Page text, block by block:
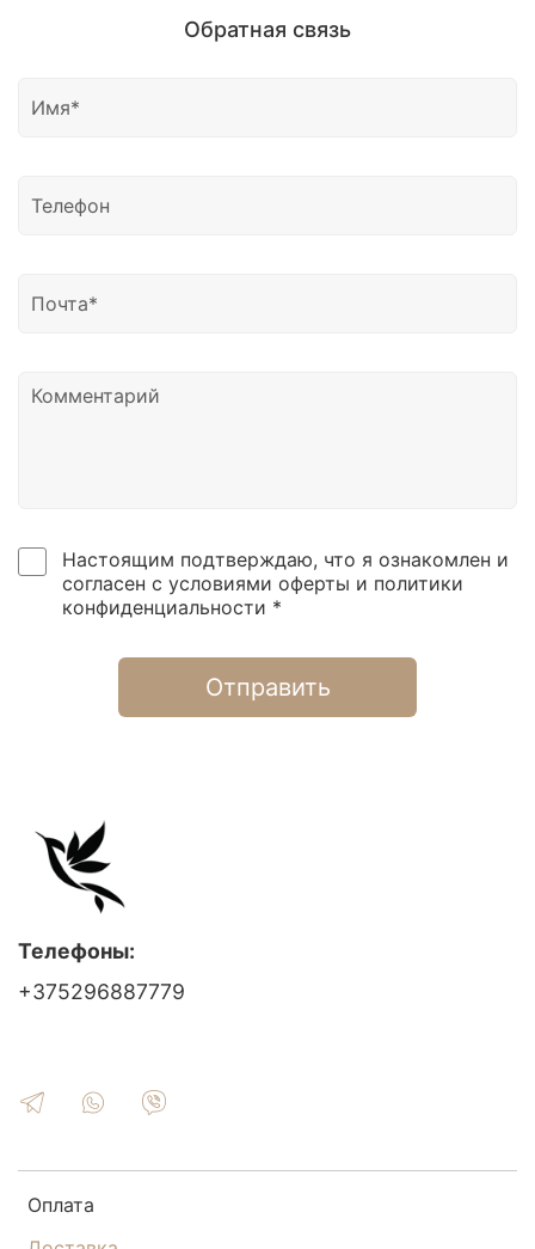
Обратная связь
Настоящим подтверждаю, что я ознакомлен и
согласен с условиями оферты и политики
конфиденциальности *
Отправить
Оплата
Телефоны:
+375296887779